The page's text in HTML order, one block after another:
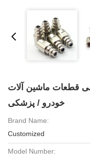
قطعات ماشین آلات
خودرو / پزشکی
Brand Name:
Customized
Model Number: